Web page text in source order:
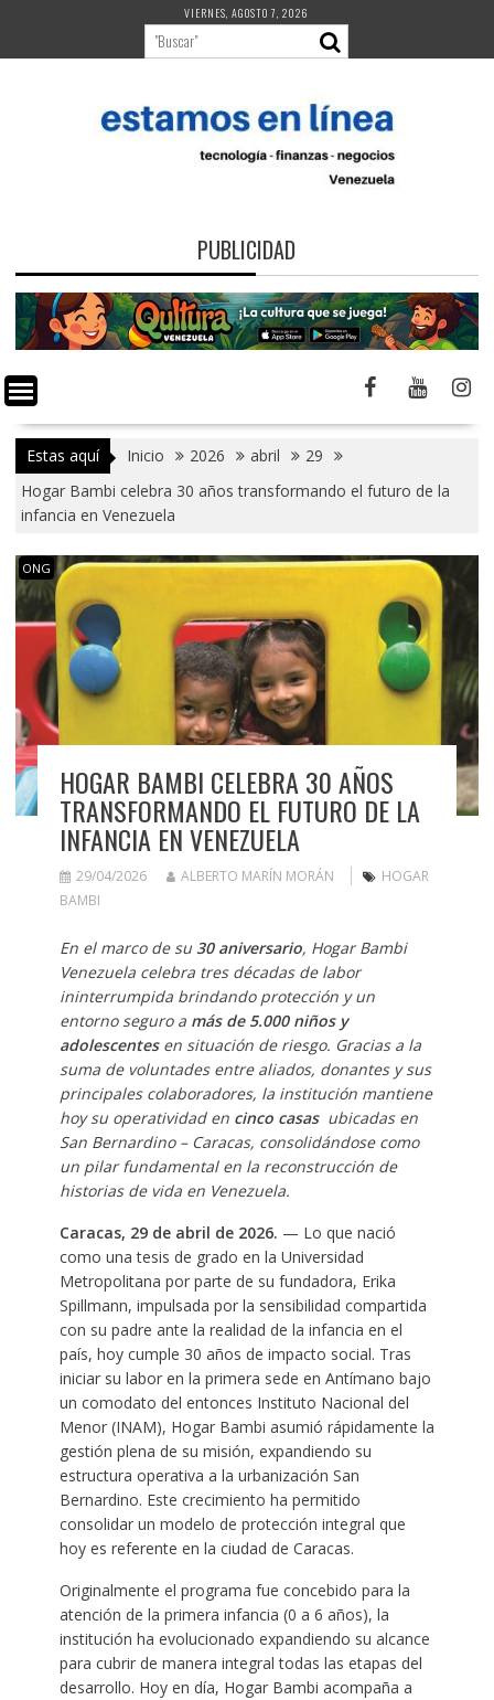
contenido
VIERNES, AGOSTO 7, 2026
PUBLICIDAD
Estas aquí Inicio 2026 abril
29
Hogar Bambi celebra 30 años transformando el futuro de la
infancia en Venezuela
ONG
HOGAR BAMBI CELEBRA 30 AÑOS
TRANSFORMANDO EL FUTURO DE LA
INFANCIA EN VENEZUELA
29/04/2026 ALBERTO MARÍN MORÁN
HOGAR
BAMBI
En el marco de su 30 aniversario, Hogar Bambi
Venezuela celebra tres décadas de labor
ininterrumpida brindando protección y un
entorno seguro a más de 5.000 niños y
adolescentesen situación de riesgo. Gracias a la
suma de voluntades entre aliados, donantes y sus
principales colaboradores, la institución mantiene
hoy su operatividad en cinco casas ubicadas en
San Bernardino – Caracas, consolidándose como
un pilar fundamental en la reconstrucción de
historias de vida en Venezuela.
Caracas, 29 de abril de 2026. — Lo que nació
como una tesis de grado en la Universidad
Metropolitana por parte de su fundadora, Erika
Spillmann, impulsada por la sensibilidad compartida
con su padre ante la realidad de la infancia en el
país, hoy cumple 30 años de impacto social. Tras
iniciar su labor en la primera sede en Antímano bajo
un comodato del entonces Instituto Nacional del
Menor (INAM), Hogar Bambi asumió rápidamente la
gestión plena de su misión, expandiendo su
estructura operativa a la urbanización San
Bernardino. Este crecimiento ha permitido
consolidar un modelo de protección integral que
hoy es referente en la ciudad de Caracas.
Originalmente el programa fue concebido para la
atención de la primera infancia (0 a 6 años), la
institución ha evolucionado expandiendo su alcance
para cubrir de manera integral todas las etapas del
desarrollo. Hoy en día, Hogar Bambi acompaña a